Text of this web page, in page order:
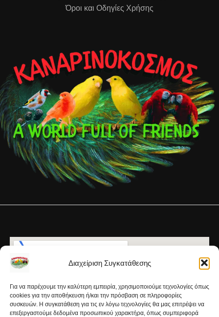
Διαχείριση Συγκατάθεσης
Για να παρέχουμε την καλύτερη εμπειρία, χρησιμοποιούμε τεχνολογίες όπως
cookies για την αποθήκευση ή/και την πρόσβαση σε πληροφορίες
συσκευών. Η συγκατάθεση για τις εν λόγω τεχνολογίες θα μας επιτρέψει να
επεξεργαστούμε δεδομένα προσωπικού χαρακτήρα, όπως συμπεριφορά
Όροι και Οδηγίες Χρήσης